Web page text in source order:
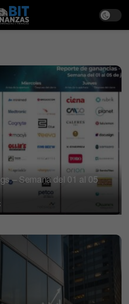
– Semana del 01 al 05